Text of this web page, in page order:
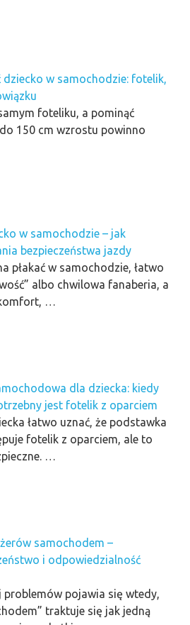
dziecko w samochodzie: fotelik,
foteliku, a pominąć
150 cm wzrostu powinno
w samochodzie – jak
bezpieczeństwa jazdy
płakać w samochodzie, łatwo
albo chwilowa fanaberia, a
…
dla dziecka: kiedy
jest fotelik z oparciem
łatwo uznać, że podstawka
fotelik z oparciem, ale to
…
samochodem –
i odpowiedzialność
problemów pojawia się wtedy,
traktuje się jak jedną